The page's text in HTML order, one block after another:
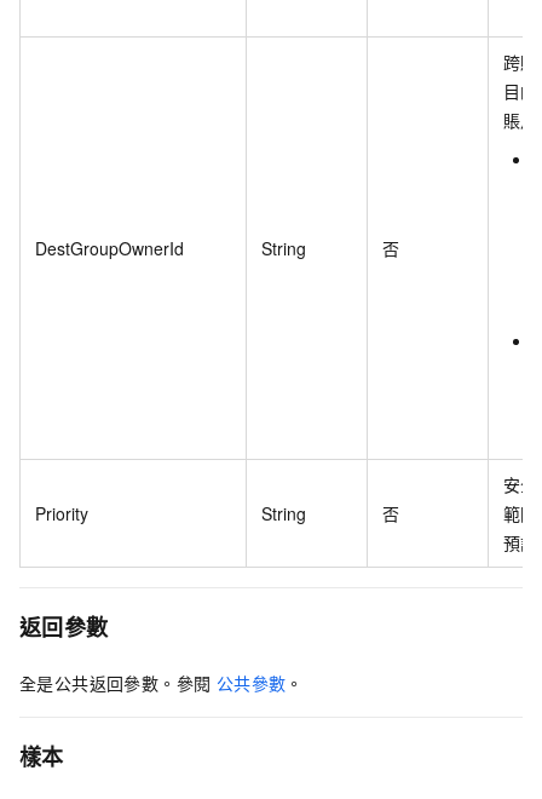
DestGroupOwnerId String 否
跨
目
賬
Priority String 否
安
範
預
返回參數
全是公共返回參數。參閱 公共參數 。
樣本